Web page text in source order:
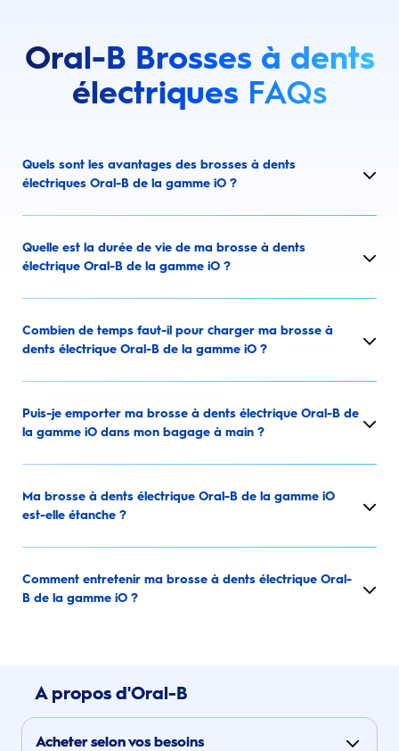
Oral-B Brosses à dents
électriques FAQs
Quels sont les avantages des brosses à dents
électriques Oral-B de la gamme iO ?
Quelle est la durée de vie de ma brosse à dents
électrique Oral-B de la gamme iO ?
Combien de temps faut-il pour charger ma brosse à
dents électrique Oral-B de la gamme iO ?
Puis-je emporter ma brosse à dents électrique Oral-B de
la gamme iO dans mon bagage à main ?
Ma brosse à dents électrique Oral-B de la gamme iO
est-elle étanche ?
Comment entretenir ma brosse à dents électrique Oral-
B de la gamme iO ?
A propos d'Oral-B
Acheter selon vos besoins